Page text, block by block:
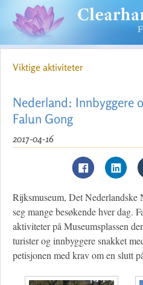
Viktige aktiviteter
Nederland: Innbyggere
Falun Gong
2017-04-16
Rijksmuseum, Det Nederlandske
seg mange besøkende hver dag.
aktiviteter på Museumsplassen
turister og innbyggere snakket
petisjonen med krav om en slutt